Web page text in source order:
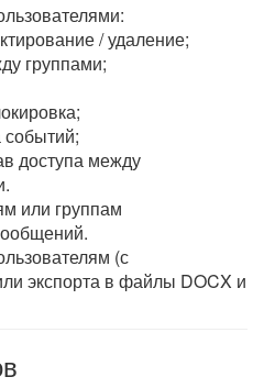
/ удаление;
группами;
доступа между
или группам
(с
экспорта в файлы DOCX и